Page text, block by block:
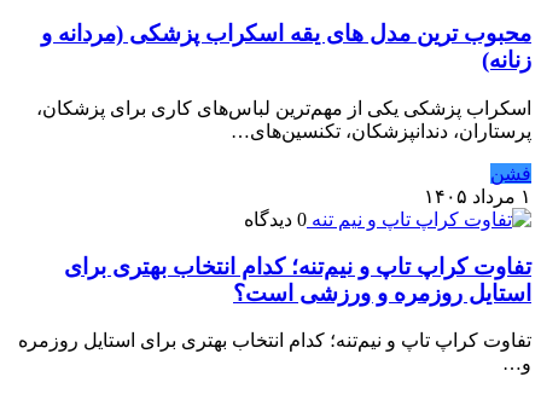
محبوب ترین مدل های یقه اسکراب پزشکی (مردانه و
زنانه)
اسکراب پزشکی یکی از مهم‌ترین لباس‌های کاری برای پزشکان،
پرستاران، دندانپزشکان، تکنسین‌های…
فشن
۱ مرداد ۱۴۰۵
0 دیدگاه
تفاوت کراپ تاپ و نیم‌تنه؛ کدام انتخاب بهتری برای
استایل روزمره و ورزشی است؟
تفاوت کراپ تاپ و نیم‌تنه؛ کدام انتخاب بهتری برای استایل روزمره
و…